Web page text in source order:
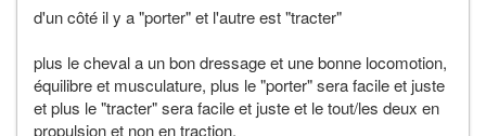
d'un côté il y a "porter" et l'autre est "tracter"
plus le cheval a un bon dressage et une bonne locomotion,
équilibre et musculature, plus le "porter" sera facile et juste
et plus le "tracter" sera facile et juste et le tout/les deux en
propulsion et non en traction.